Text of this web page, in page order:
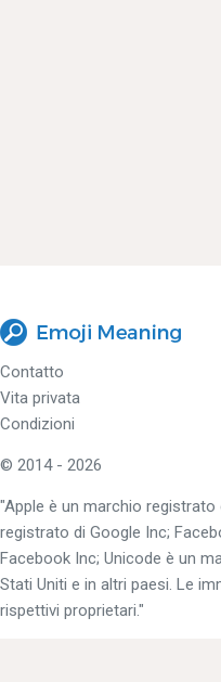
Contatto
Vita privata
Condizioni
© 2014 - 2026
"Apple è un marchio
registrato di Google Inc;
Facebook Inc; Unicode è un
Stati Uniti e in altri paesi. Le
rispettivi proprietari."